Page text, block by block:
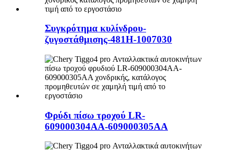
Συγκρότημα κυλίνδρου-
ζυγοστάθμισης-481H-1007030
Φρύδι πίσω τροχού LR-
609000304AA-609000305AA